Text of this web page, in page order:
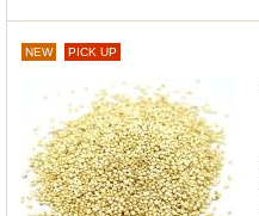
NEW PICK UP